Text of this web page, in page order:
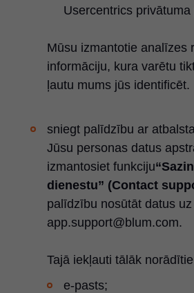
Usercentrics privātuma
Mūsu izmantotie analīzes
informāciju, kura varētu
ļautu mums jūs identificēt.
sniegt palīdzību ar
Jūsu personas datus
izmantosiet funkciju
dienestu” (Contact
palīdzību nosūtāt datus
app.support@blum.com.
Tajā iekļauti tālāk
e-pasts;